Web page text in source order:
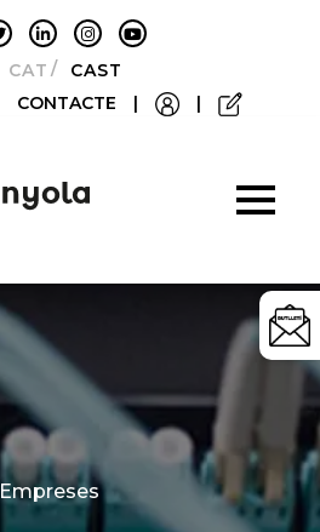
CATALÀCASTELLANO
CONTACTE | |
Categories
Empreses